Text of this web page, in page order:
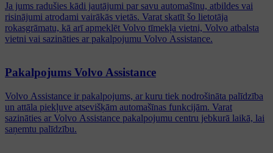
Ja jums radušies kādi jautājumi par savu automašīnu, atbildes vai
risinājumi atrodami vairākās vietās. Varat skatīt šo lietotāja
rokasgrāmatu, kā arī apmeklēt Volvo tīmekļa vietni, Volvo atbalsta
vietni vai sazināties ar pakalpojumu Volvo Assistance.
Pakalpojums Volvo Assistance
Volvo Assistance ir pakalpojums, ar kuru tiek nodrošināta palīdzība
un attāla piekļuve atsevišķām automašīnas funkcijām. Varat
sazināties ar Volvo Assistance pakalpojumu centru jebkurā laikā, lai
saņemtu palīdzību.